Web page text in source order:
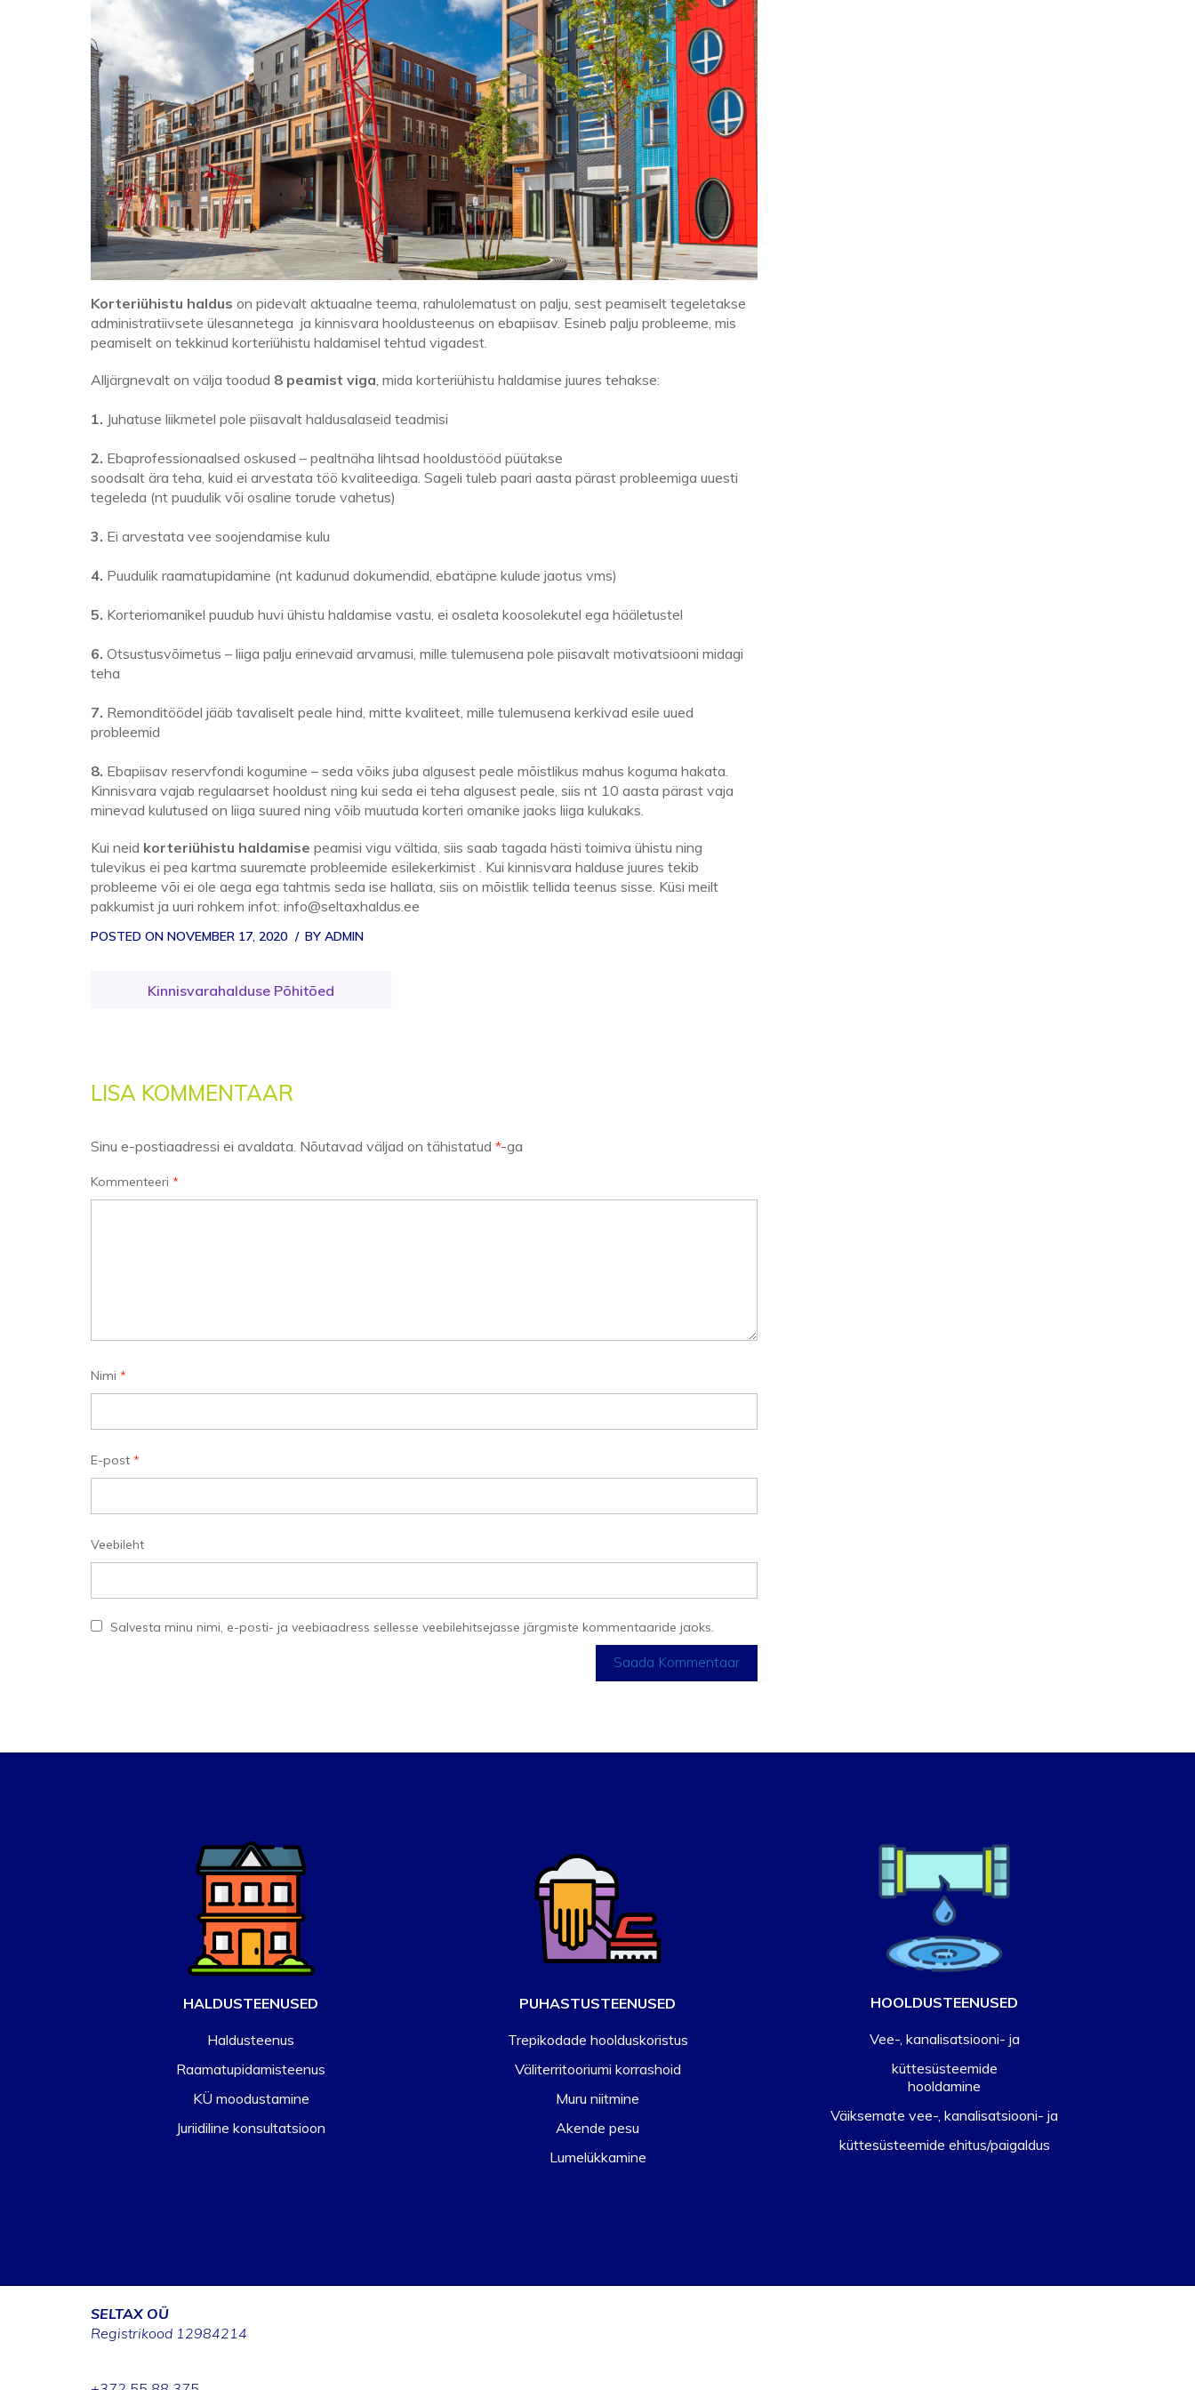
Korteriühistu haldus on pidevalt aktuaalne teema, rahulolematust on palju, sest peamiselt tegeletakse
administratiivsete ülesannetega ja kinnisvara hooldusteenus on ebapiisav. Esineb palju probleeme, mis
peamiselt on tekkinud korteriühistu haldamisel tehtud vigadest.
Alljärgnevalt on välja toodud 8 peamist viga , mida korteriühistu haldamise juures tehakse:
1. Juhatuse liikmetel pole piisavalt haldusalaseid teadmisi
2. Ebaprofessionaalsed oskused – pealtnäha lihtsad hooldustööd püütakse
soodsalt ära teha, kuid ei arvestata töö kvaliteediga. Sageli tuleb paari aasta pärast probleemiga uuesti
tegeleda (nt puudulik või osaline torude vahetus)
3. Ei arvestata vee soojendamise kulu
4. Puudulik raamatupidamine (nt kadunud dokumendid, ebatäpne kulude jaotus vms)
5. Korteriomanikel puudub huvi ühistu haldamise vastu, ei osaleta koosolekutel ega hääletustel
6. Otsustusvõimetus – liiga palju erinevaid arvamusi, mille tulemusena pole piisavalt motivatsiooni midagi
teha
7. Remonditöödel jääb tavaliselt peale hind, mitte kvaliteet, mille tulemusena kerkivad esile uued
probleemid
8. Ebapiisav reservfondi kogumine – seda võiks juba algusest peale mõistlikus mahus koguma hakata.
Kinnisvara vajab regulaarset hooldust ning kui seda ei teha algusest peale, siis nt 10 aasta pärast vaja
minevad kulutused on liiga suured ning võib muutuda korteri omanike jaoks liiga kulukaks.
Kui neid korteriühistu haldamise peamisi vigu vältida, siis saab tagada hästi toimiva ühistu ning
tulevikus ei pea kartma suuremate probleemide esilekerkimist . Kui kinnisvara halduse juures tekib
probleeme või ei ole aega ega tahtmis seda ise hallata, siis on mõistlik tellida teenus sisse. Küsi meilt
pakkumist ja uuri rohkem infot: info@seltaxhaldus.ee
POSTED ON NOVEMBER 17, 2020 BY ADMIN
Navigeerimine
Kinnisvarahalduse Põhitõed
LISA KOMMENTAAR
Sinu e-postiaadressi ei avaldata. Nõutavad väljad on tähistatud *-ga
Kommenteeri *
Nimi *
E-post *
Veebileht
Salvesta minu nimi, e-posti- ja veebiaadress sellesse veebilehitsejasse järgmiste kommentaaride jaoks.
HALDUSTEENUSED
Haldusteenus
Raamatupidamisteenus
KÜ moodustamine
Juriidiline konsultatsioon
PUHASTUSTEENUSED
Trepikodade hoolduskoristus
Väliterritooriumi korrashoid
Muru niitmine
Akende pesu
Lumelükkamine
HOOLDUSTEENUSED
Vee-, kanalisatsiooni- ja
küttesüsteemide
hooldamine
Väiksemate vee-, kanalisatsiooni- ja
küttesüsteemide ehitus/paigaldus
SELTAX OÜ
Registrikood 12984214